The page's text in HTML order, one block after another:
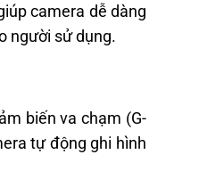
camera dễ dàng
người sử dụng.
biến va chạm (G-
tự động ghi hình